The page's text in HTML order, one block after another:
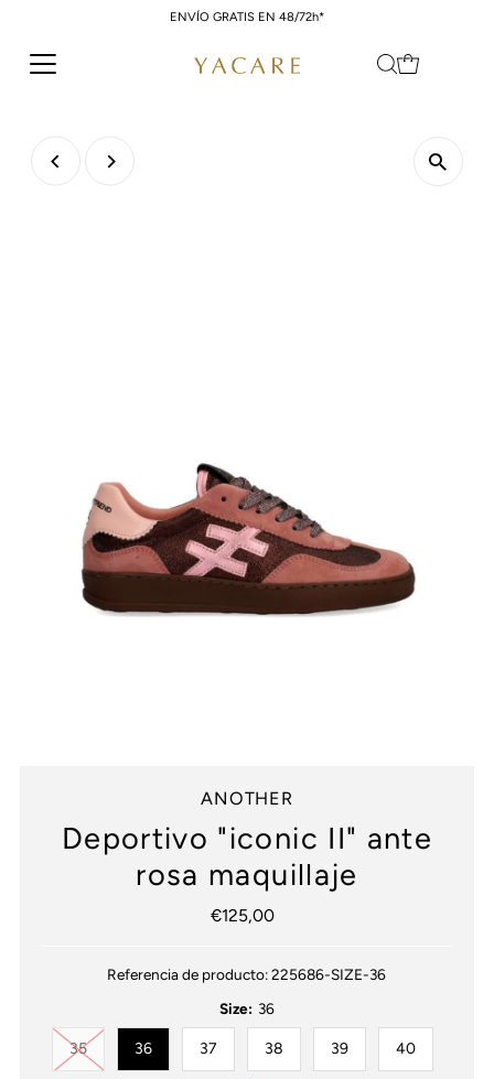
Ir directamente al contenido
ENVÍO GRATIS EN 48/72h*
ANOTHER
Deportivo "iconic II" ante
rosa maquillaje
Precio
€125,00
Referencia de producto: 225686-SIZE-36
Size: 36
35Variante agotada o no disponible
36 37 38 39 40